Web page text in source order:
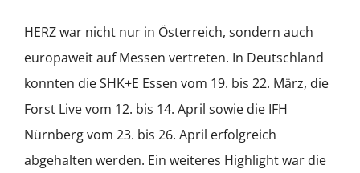
HERZ war nicht nur in Österreich, sondern auch
europaweit auf Messen vertreten. In Deutschland
konnten die SHK+E Essen vom 19. bis 22. März, die
Forst Live vom 12. bis 14. April sowie die IFH
Nürnberg vom 23. bis 26. April erfolgreich
abgehalten werden. Ein weiteres Highlight war die